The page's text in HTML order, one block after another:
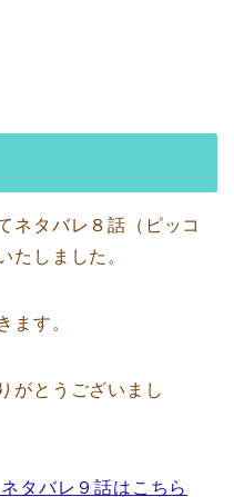
ネタバレ８話（ピッコ
たしました。
ます。
がとうございまし
タバレ９話はこちら